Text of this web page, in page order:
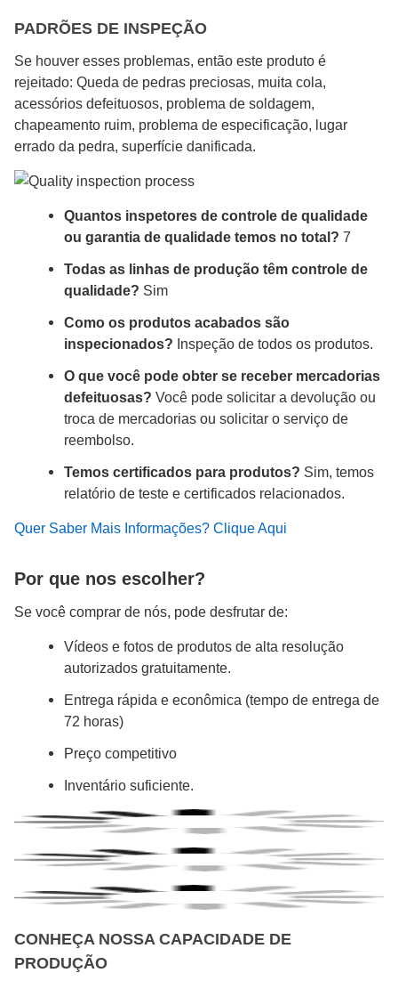
PADRÕES DE INSPEÇÃO
Se houver esses problemas, então este produto é
rejeitado: Queda de pedras preciosas, muita cola,
acessórios defeituosos, problema de soldagem,
chapeamento ruim, problema de especificação, lugar
errado da pedra, superfície danificada.
Quantos inspetores de controle de qualidade
ou garantia de qualidade temos no total? 7
Todas as linhas de produção têm controle de
qualidade? Sim
Como os produtos acabados são
inspecionados? Inspeção de todos os produtos.
O que você pode obter se receber mercadorias
defeituosas? Você pode solicitar a devolução ou
troca de mercadorias ou solicitar o serviço de
reembolso.
Temos certificados para produtos? Sim, temos
relatório de teste e certificados relacionados.
Quer Saber Mais Informações? Clique Aqui
Por que nos escolher?
Se você comprar de nós, pode desfrutar de:
Vídeos e fotos de produtos de alta resolução
autorizados gratuitamente.
Entrega rápida e econômica (tempo de entrega de
72 horas)
Preço competitivo
Inventário suficiente.
CONHEÇA NOSSA CAPACIDADE DE
PRODUÇÃO